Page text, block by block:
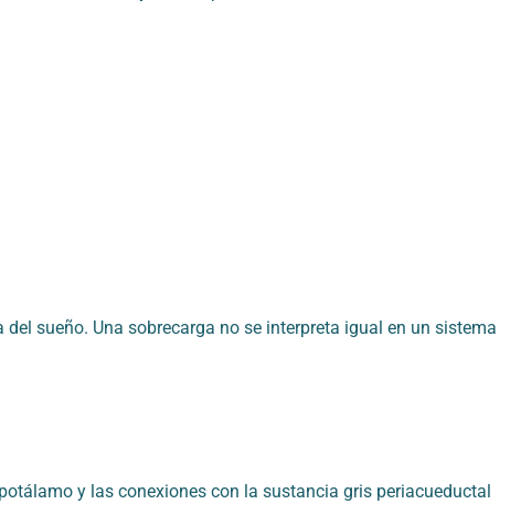
sueño. Una sobrecarga no se interpreta igual en un sistema
y las conexiones con la sustancia gris periacueductal